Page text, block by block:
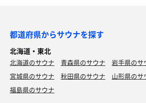
茶流彩彩玄米茶
昨日岐阜来る前に高槻で買った玄米
(´ρ｀*)ｺﾎﾝ💨
あ、時間になったので4階へ(Ａ;´･ω･)
でなにけんカレー🍛だね(なんでやねん)
朝からちょとヘビーかなぁなんて思い
もちょい辛の牛すじカレー…マジで食
✨️
って走ります。とうちゃこしたのは桃
🤣🤣🤣
今日もチョイスは桃山ラーメン(醤油)
これでアテクシ的にはちょうどええ量
都道府県からサウナを探す
北海道・東北
北海道のサウナ 青森県のサウナ
岩手県のサ
宮城県のサウナ
秋田県のサウナ
山形県のサ
福島県のサウナ